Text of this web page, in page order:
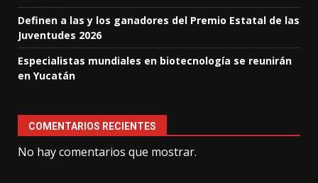
Definen a las y los ganadores del Premio Estatal de las
Juventudes 2026
Especialistas mundiales en biotecnología se reunirán
en Yucatán
COMENTARIOS RECIENTES
No hay comentarios que mostrar.